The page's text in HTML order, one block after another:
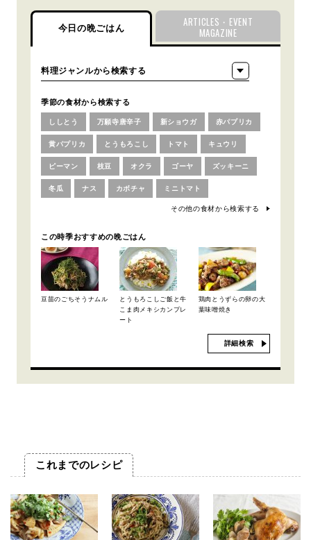
今日の晩ごはん
ARTICLES・EVENT
MAGAZINE
季節の食材から検索する
ししとう 万願寺唐辛子 新ショウガ 赤パプリカ
黄パプリカ とうもろこし トマト キュウリ
ピーマン 枝豆 オクラ ゴーヤ ズッキーニ
冬瓜 ナス カボチャ ミニトマト
その他の食材から検索する
この時季おすすめの晩ごはん
豆苗のごちそうナムル
とうもろこしご飯と牛
こま肉メキシカンプレ
ート
鶏肉とうずらの卵の大
葉味噌焼き
詳細検索
これまでのレシピ